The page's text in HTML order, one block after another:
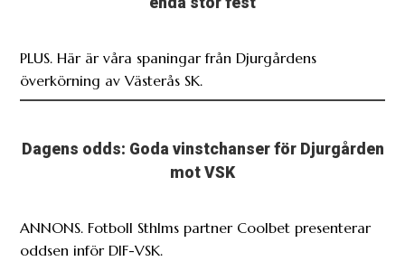
PLUS. Här är våra spaningar från Djurgårdens
överkörning av Västerås SK.
Dagens odds: Goda vinstchanser för Djurgården
mot VSK
ANNONS. Fotboll Sthlms partner Coolbet presenterar
oddsen inför DIF-VSK.